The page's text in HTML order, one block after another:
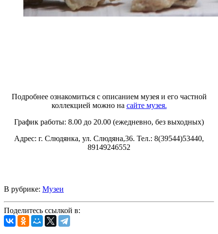
Подробнее ознакомиться с описанием музея и его частной
коллекцией можно на сайте музея.
График работы: 8.00 до 20.00 (ежедневно, без выходных)
Адрес: г. Слюдянка, ул. Слюдяна,36. Тел.: 8(39544)53440,
89149246552
В рубрике: Музеи
Поделитесь ссылкой в: